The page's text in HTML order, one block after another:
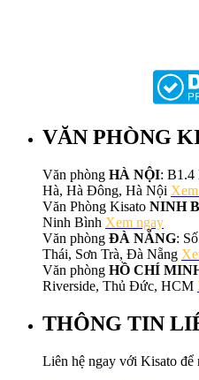
VĂN PHÒNG
Văn phòng HÀ NỘI:
Hà, Hà Đông, Hà Nội
Văn Phòng Kisato NINH
Ninh Bình Xem ngay
Văn phòng ĐÀ NẴNG:
Thái, Sơn Trà, Đà Nẵng
Văn phòng HỒ CHÍ
Riverside, Thủ Đức, HCM
THÔNG TIN
Liên hệ ngay với Kisato để